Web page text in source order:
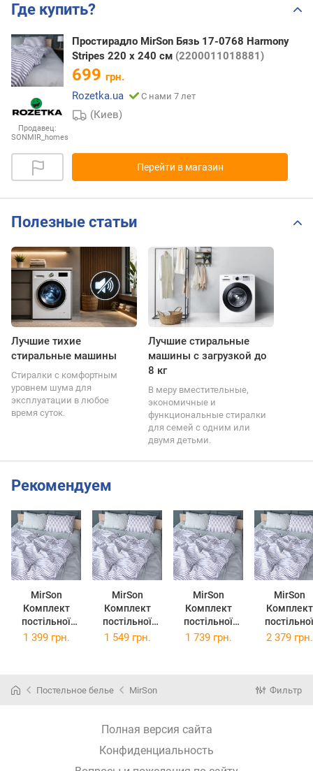
Где купить?
Продавец:
SONMIR_homes
Простирадло MirSon Бязь 17-0768 Harmony
Stripes 220 х 240 см (2200011018881)
699 грн.
Rozetka.ua
С нами 7 лет
(Киев)
Перейти в магазин
Полезные статьи
Лучшие тихие
стиральные машины
Стиралки с комфортным
уровнем шума для
эксплуатации в любое
время суток.
Лучшие стиральные
машины с загрузкой до
8 кг
В меру вместительные,
экономичные и
функциональные стиралки
для семей с одним или
двумя детьми.
Рекомендуем
MirSon
Комплект
постільної
білизни Бязь
210 см
MirSon
Комплект
постільної
білизни Бязь
210 см
MirSon
Комплект
постільної
білизни Бязь
MirSon
Комплект
постільної
білизни Бязь
x 210 см
1 399 грн. 1 549 грн. 1 739 грн. 2 379 грн.
Постельное белье MirSon Фильтр
Полная версия сайта
Конфиденциальность